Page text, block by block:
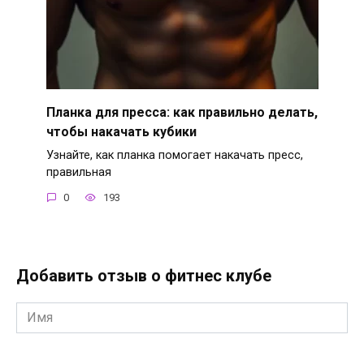
Планка для пресса: как правильно делать,
чтобы накачать кубики
Узнайте, как планка помогает накачать пресс,
правильная
0 193
Добавить отзыв о фитнес клубе
Имя
*